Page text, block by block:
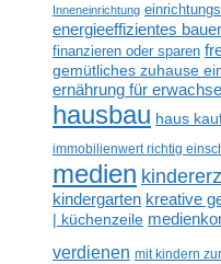
Inneneinrichtung
energieeffizientes
finanzieren oder sparen
gemütliches zuhause
ernährung für
hausbau haus
immobilienwert richtig
medien
kindergarten kreative
| küchenzeile
verdienen mit kindern